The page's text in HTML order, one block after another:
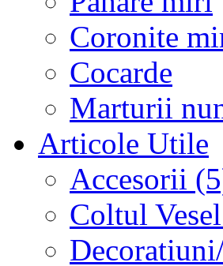
Coronite
Cocarde
Marturii
Articole Utile
Accesorii
Coltul